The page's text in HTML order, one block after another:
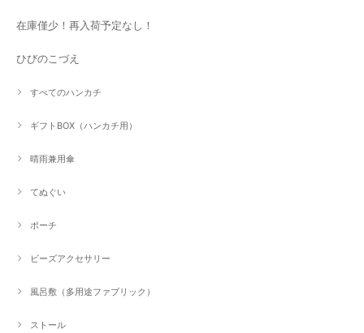
在庫僅少！再入荷予定なし！
ひびのこづえ
すべてのハンカチ
ギフトBOX（ハンカチ用）
晴雨兼用傘
てぬぐい
ポーチ
ビーズアクセサリー
風呂敷（多用途ファブリック）
ストール